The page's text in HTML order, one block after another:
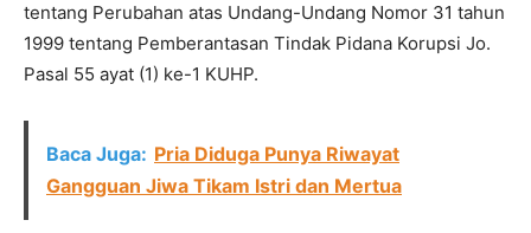
tentang Perubahan atas Undang-Undang Nomor 31 tahun
1999 tentang Pemberantasan Tindak Pidana Korupsi Jo.
Pasal 55 ayat (1) ke-1 KUHP.
Baca Juga: Pria Diduga Punya Riwayat
Gangguan Jiwa Tikam Istri dan Mertua